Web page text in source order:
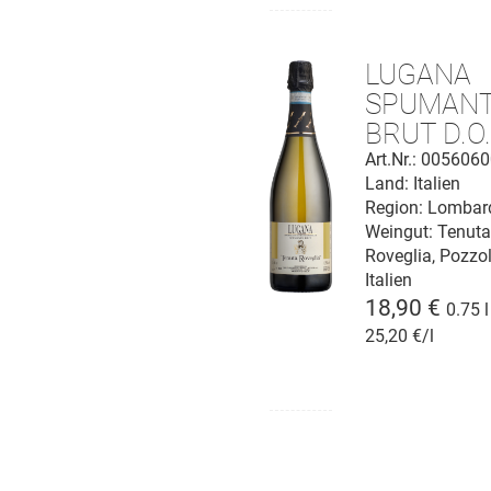
LUGANA
BRUT
Art.Nr.:
Weingut:Tenuta
Roveglia,
Italien
Region:
Land: Italien
18,90 € 0.75 l
25,20 €/l